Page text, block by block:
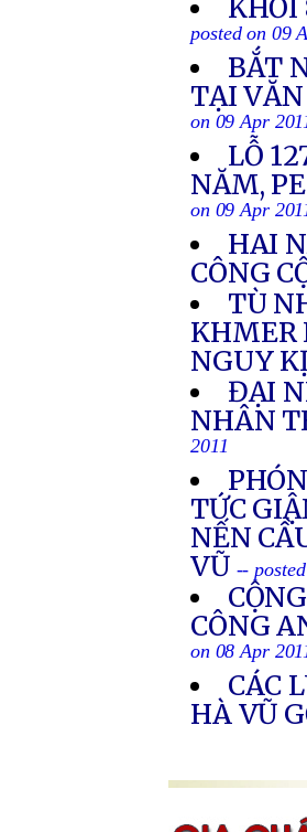
posted on 09
BẮT
TẠI
on 09 Apr
LỖ
NĂM,
on 09 Apr
HAI
CÔNG
TÙ
KHMER
NGUY
ĐẠI
NHÂN
2011
TỨC
NẾN
VŨ --
CÔNG
on 08 Apr
CÁC
HÀ VŨ